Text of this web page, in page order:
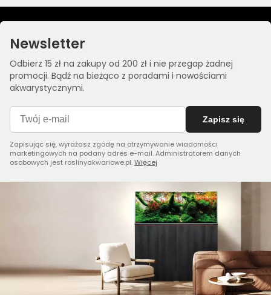
Newsletter
Odbierz 15 zł na zakupy od 200 zł i nie przegap żadnej
promocji. Bądź na bieżąco z poradami i nowościami
akwarystycznymi.
Zapisz się
Zapisując się, wyrażasz zgodę na otrzymywanie wiadomości
marketingowych na podany adres e-mail. Administratorem danych
osobowych jest roslinyakwariowe.pl.Więcej